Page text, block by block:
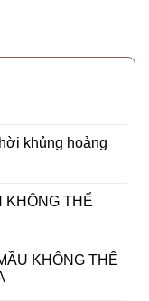
khủng hoảng
KHÔNG THỂ
KHÔNG THỂ